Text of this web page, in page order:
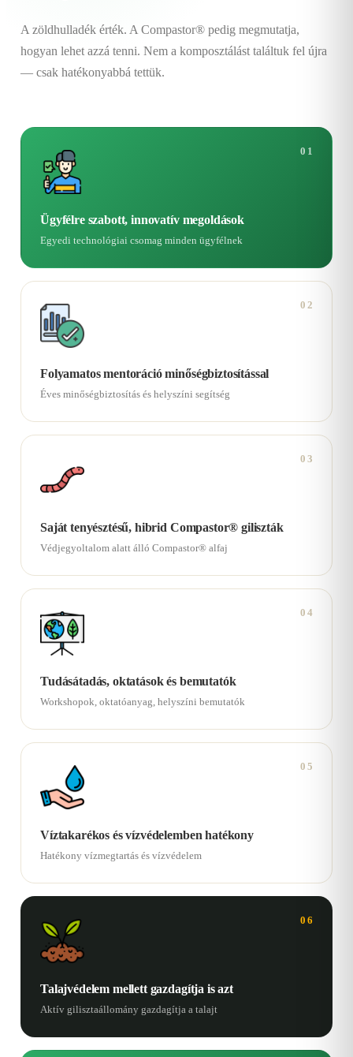
A zöldhulladék érték. A Compastor® pedig megmutatja,
hogyan lehet azzá tenni. Nem a komposztálást találtuk fel újra
— csak hatékonyabbá tettük.
01
Ügyfélre szabott, innovatív megoldások
Egyedi technológiai csomag minden ügyfélnek
02
Folyamatos mentoráció minőségbiztosítással
Éves minőségbiztosítás és helyszíni segítség
03
Saját tenyésztésű, hibrid Compastor® giliszták
Védjegyoltalom alatt álló Compastor® alfaj
04
Tudásátadás, oktatások és bemutatók
Workshopok, oktatóanyag, helyszíni bemutatók
05
Víztakarékos és vízvédelemben hatékony
Hatékony vízmegtartás és vízvédelem
06
Talajvédelem mellett gazdagítja is azt
Aktív gilisztaállomány gazdagítja a talajt